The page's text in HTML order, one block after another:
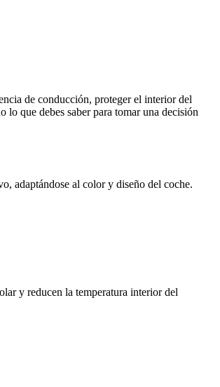
de conducción, proteger el interior del
que debes saber para tomar una decisión
adaptándose al color y diseño del coche.
y reducen la temperatura interior del